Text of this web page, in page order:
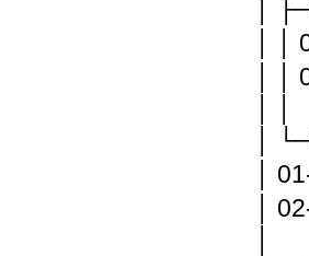
│
│ │
│
│
│
│